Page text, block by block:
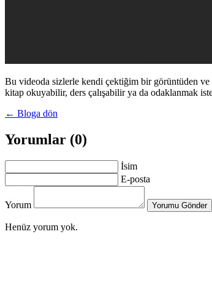
Bu videoda sizlerle kendi çektiğim bir görüntüden
kitap okuyabilir, ders çalışabilir ya da odaklanmak
← Bloga dön
Yorumlar (0)
İsim
E-posta
Yorum Yorumu Gönder
Henüz yorum yok.